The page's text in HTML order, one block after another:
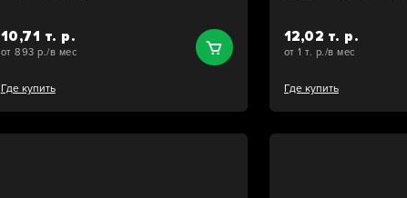
10,71 т. р.
от 893 р./в мес
Где купить
12,02 т. р.
от 1 т. р./в мес
Где купить